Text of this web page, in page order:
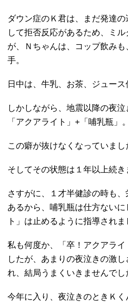
ダウン症のＫ君は、まだ発達
して拒否反応があるため、ミ
が、Ｎちゃんは、コップ飲み
手。
日中は、牛乳、お茶、ジュース
しかしながら、地震以降の夜
「アクアライト」+「哺乳瓶」。
この癖が抜けなくなっていまし
そしてその状態は１年以上続き
さすがに、１才半健診の時も
あるから、哺乳瓶は仕方ない
ト」は止めるように指導されま
私も何度か、「卒！アクアライ
したが、あまりの夜泣きの激
れ、結局うまくいきませんでし
今年に入り、夜泣きのときＫく